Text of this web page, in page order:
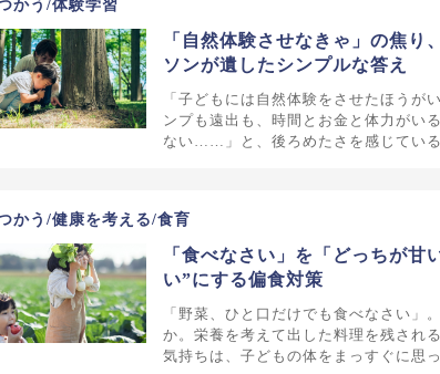
かう/体験学習
「自然体験させなきゃ」の焦
ソンが遺したシンプルな答え
「子どもには自然体験をさせたほう
ンプも遠出も、時間とお金と体力がい
ない……」と、後ろめたさを感じている
かう/健康を考える/食育
「食べなさい」を「どっちが甘
い”にする偏食対策
「野菜、ひと口だけでも食べなさい」
か。栄養を考えて出した料理を残され
気持ちは、子どもの体をまっすぐに思